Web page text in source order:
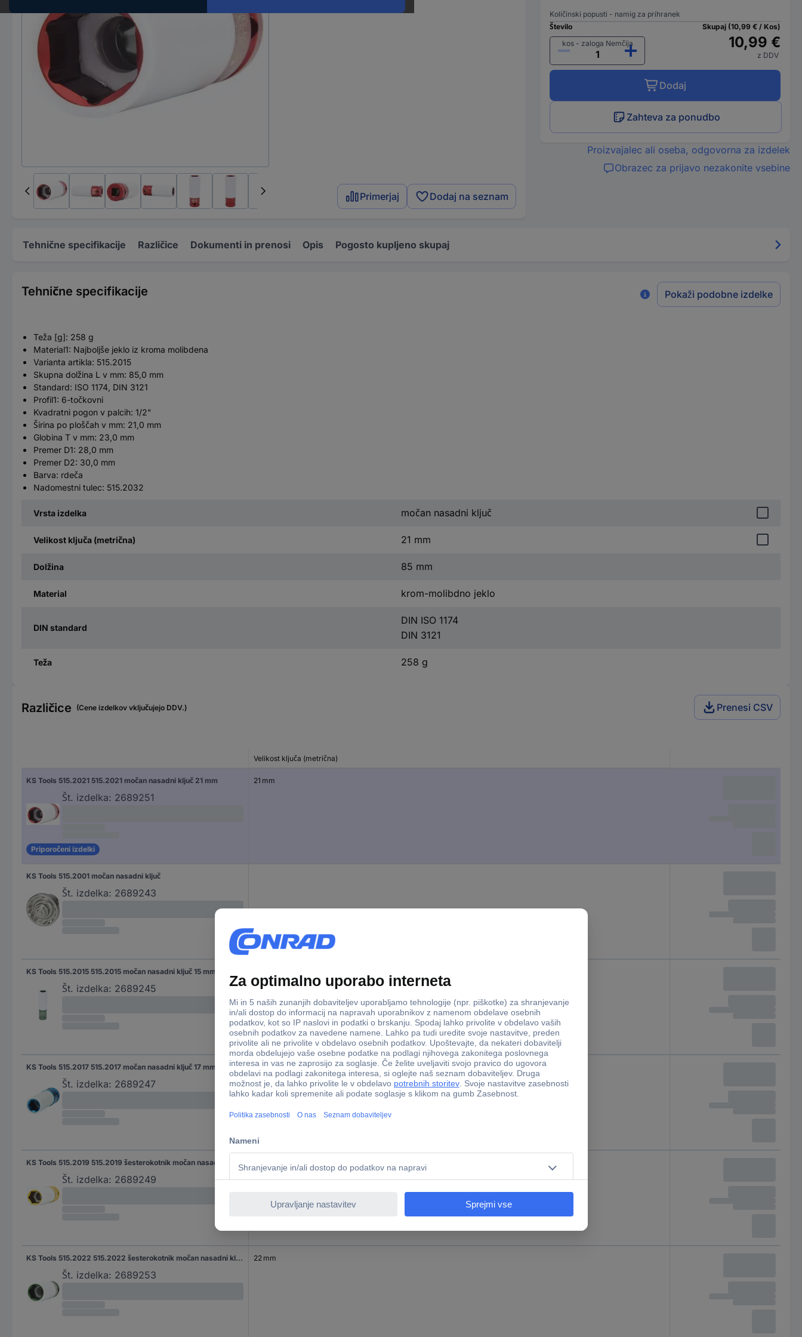
Primerjaj Dodaj na seznam
Količinski popusti - namig za prihranek
Število
kos - zaloga Nemčija
Skupaj (10,99 € / Kos)
10,99 €
z DDV
Dodaj
Zahteva za ponudbo
Proizvajalec ali oseba, odgovorna za izdelek
Obrazec za prijavo nezakonite vsebine
Tehnične specifikacije Različice Dokumenti in prenosi Opis Pogosto kupljeno skupaj
Tehnične specifikacije Pokaži podobne izdelke
Teža [g]: 258 g
Material1: Najboljše jeklo iz kroma molibdena
Varianta artikla: 515.2015
Skupna dolžina L v mm: 85,0 mm
Standard: ISO 1174, DIN 3121
Profil1: 6-točkovni
Kvadratni pogon v palcih: 1/2"
Širina po ploščah v mm: 21,0 mm
Globina T v mm: 23,0 mm
Premer D1: 28,0 mm
Premer D2: 30,0 mm
Barva: rdeča
Nadomestni tulec: 515.2032
Vrsta izdelka močan nasadni ključ
Velikost ključa (metrična) 21 mm
Dolžina 85 mm
Material krom-molibdno jeklo
DIN standard
DIN ISO 1174
DIN 3121
Teža 258 g
Različice (Cene izdelkov vključujejo DDV.) Prenesi CSV
Velikost ključa (metrična)
KS Tools 515.2021 515.2021 močan nasadni ključ 21 mm
Št. izdelka: 2689251
Priporočeni izdelki
21 mm
KS Tools 515.2001 močan nasadni ključ
Št. izdelka: 2689243
KS Tools 515.2015 515.2015 močan nasadni ključ 15 mm
Št. izdelka: 2689245
KS Tools 515.2017 515.2017 močan nasadni ključ 17 mm
Št. izdelka: 2689247
17 mm
Št. izdelka: 2689249
KS Tools 515.2022 515.2022 šesterokotnik močan nasadni ključ 22 mm 1/2" 22 mm 1/2" (12.5 mm)
Št. izdelka: 2689253
22 mm